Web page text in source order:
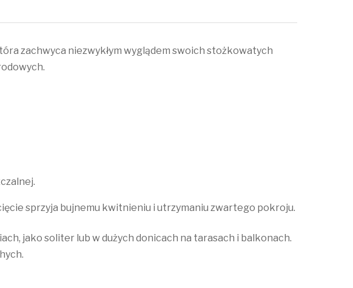
zachwyca niezwykłym wyglądem swoich stożkowatych
sprzyja bujnemu kwitnieniu i utrzymaniu zwartego pokroju.
jako soliter lub w dużych donicach na tarasach i balkonach.